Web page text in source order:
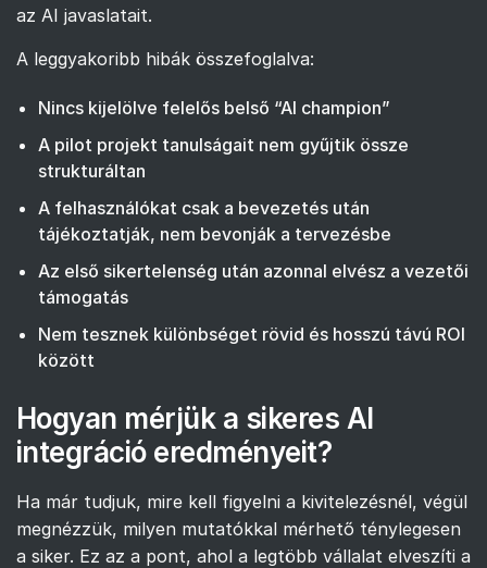
az AI javaslatait.
A leggyakoribb hibák összefoglalva:
Nincs kijelölve felelős belső “AI champion”
A pilot projekt tanulságait nem gyűjtik össze
strukturáltan
A felhasználókat csak a bevezetés után
tájékoztatják, nem bevonják a tervezésbe
Az első sikertelenség után azonnal elvész a vezetői
támogatás
Nem tesznek különbséget rövid és hosszú távú ROI
között
Hogyan mérjük a sikeres AI
integráció eredményeit?
Ha már tudjuk, mire kell figyelni a kivitelezésnél, végül
megnézzük, milyen mutatókkal mérhető ténylegesen
a siker. Ez az a pont, ahol a legtöbb vállalat elveszíti a